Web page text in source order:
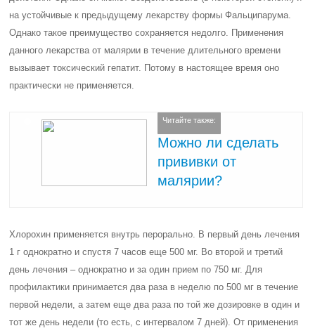
на устойчивые к предыдущему лекарству формы Фальципарума.
Однако такое преимущество сохраняется недолго. Применения
данного лекарства от малярии в течение длительного времени
вызывает токсический гепатит. Потому в настоящее время оно
практически не применяется.
Читайте также:
Можно ли сделать
прививки от
малярии?
Хлорохин применяется внутрь перорально. В первый день лечения
1 г однократно и спустя 7 часов еще 500 мг. Во второй и третий
день лечения – однократно и за один прием по 750 мг. Для
профилактики принимается два раза в неделю по 500 мг в течение
первой недели, а затем еще два раза по той же дозировке в один и
тот же день недели (то есть, с интервалом 7 дней). От применения